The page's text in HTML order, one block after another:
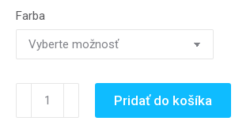
Farba
množstvo
Pridať do košíka